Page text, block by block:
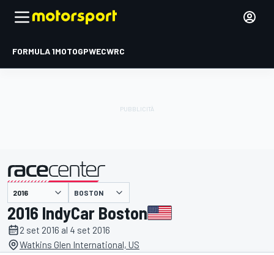
FORMULA 1MOTOGPWECWRC
presentato da BOSTON
2016 IndyCar Boston
2 set 2016 al 4 set 2016
Watkins Glen International, US